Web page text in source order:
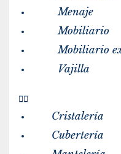
Menaje
Mobiliario
Mobiliario
Vajilla
Cristalería
Cubertería